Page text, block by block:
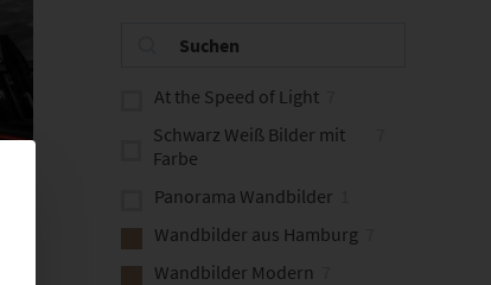
At the Speed of Light
Schwarz Weiß Bilder mit
Farbe
Panorama Wandbilder
Wandbilder aus Hamburg
Wandbilder Modern